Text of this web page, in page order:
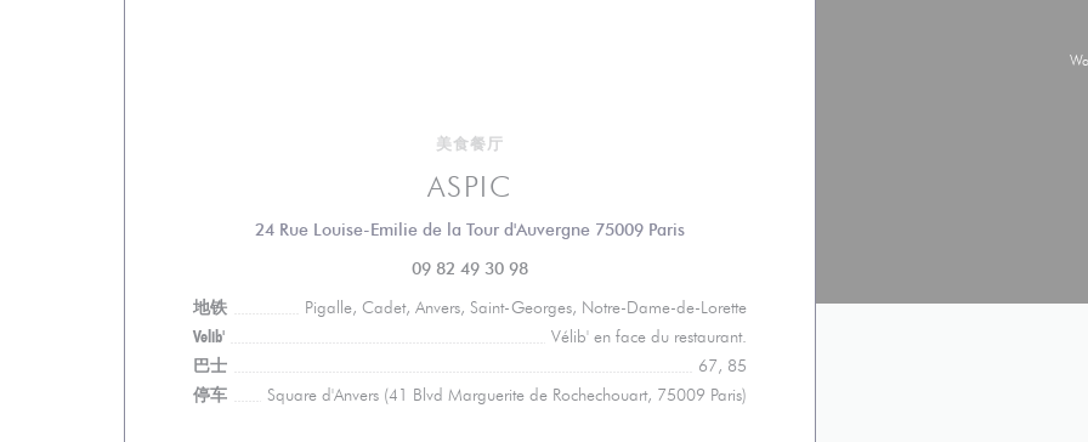
美食餐厅
ASPIC
24 Rue Louise-Emilie de la Tour d'Auvergne 75009 Paris((在新窗口中打开))
09 82 49 30 98
地铁
Pigalle, Cadet, Anvers, Saint-Georges, Notre-Dame-de-Lorette
Velib'
Vélib' en face du restaurant.
巴士
67, 85
停车
Square d'Anvers (41 Blvd Marguerite de Rochechouart, 75009 Paris)